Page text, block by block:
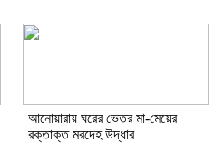
আনোয়ারায় ঘরের ভেতর মা-মেয়ের
রক্তাক্ত মরদেহ উদ্ধার